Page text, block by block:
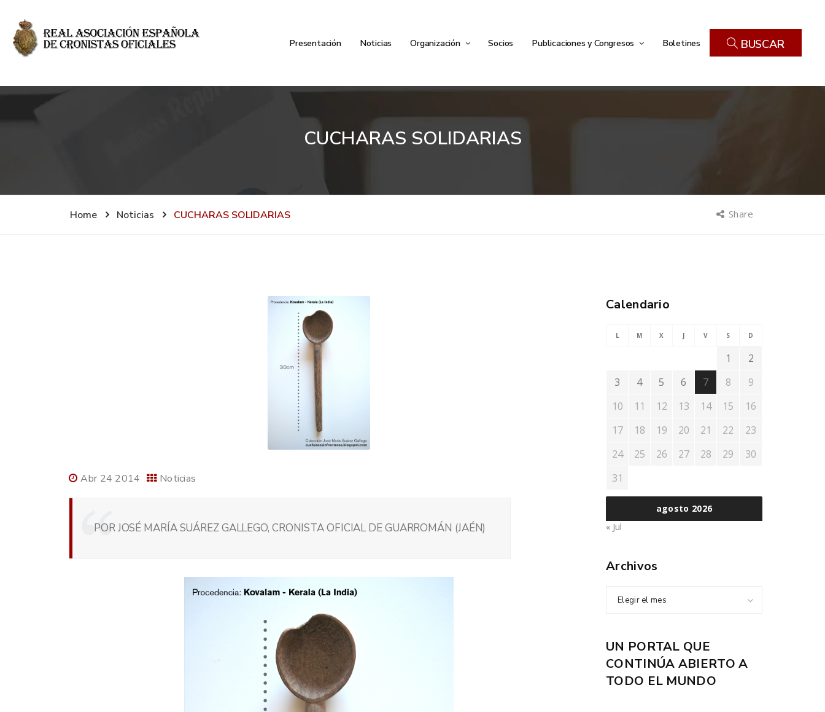
Presentación Noticias Organización Socios Publicaciones y Congresos Boletines BUSCAR
CUCHARAS SOLIDARIAS
Home Noticias CUCHARAS SOLIDARIAS Share
Abr 24 2014 Noticias
POR JOSÉ MARÍA SUÁREZ GALLEGO, CRONISTA OFICIAL DE GUARROMÁN (JAÉN)
Calendario
agosto 2026
L M X J V S D
1
2
3
4 5 6 7 8
9
10
11 12 13 14 15
16
17
18 19 20 21 22
23
24
25 26 27 28 29
30
31
« Jul
Archivos
Elegir el mes
UN PORTAL QUE
CONTINÚA ABIERTO A
TODO EL MUNDO